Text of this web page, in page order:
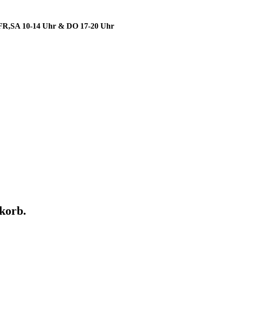
10-14 Uhr & DO 17-20 Uhr